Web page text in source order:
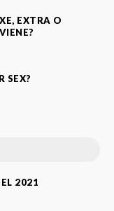
EXTRA O
SEX?
2021